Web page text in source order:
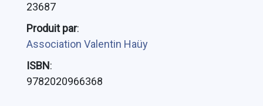
23687
Produit par:
Association Valentin Haüy
ISBN:
9782020966368